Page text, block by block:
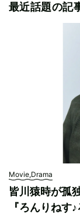
最近話題の記
Movie,Drama
皆川猿時が孤
『ろんりねす